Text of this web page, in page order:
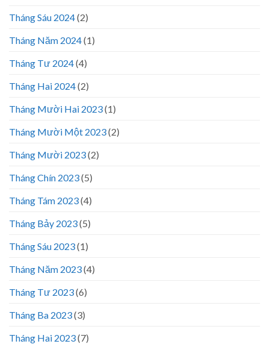
Tháng Sáu 2024(2)
Tháng Năm 2024(1)
Tháng Tư 2024(4)
Tháng Hai 2024(2)
Tháng Mười Hai 2023(1)
Tháng Mười Một 2023(2)
Tháng Mười 2023(2)
Tháng Chín 2023(5)
Tháng Tám 2023(4)
Tháng Bảy 2023(5)
Tháng Sáu 2023(1)
Tháng Năm 2023(4)
Tháng Tư 2023(6)
Tháng Ba 2023(3)
Tháng Hai 2023(7)